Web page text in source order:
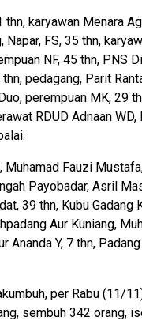
karyawan Menara
Napar, FS, 35 thn,
NF, 45 thn, PNS
pedagang, Parit
perempuan MK, 29
RDUD Adnaan
Muhamad Fauzi
Payobadar, Asril
39 thn, Kubu Gadang
Aur Kuniang,
Ananda Y, 7 thn,
per Rabu (11/
sembuh 342 orang,